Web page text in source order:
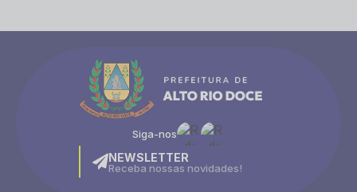
Siga-nos
NEWSLETTER
Receba nossas novidades!